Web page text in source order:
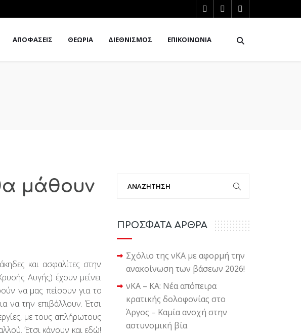
ΑΠΟΦΑΣΕΙΣ ΘΕΩΡΙΑ ΔΙΕΘΝΙΣΜΟΣ ΕΠΙΚΟΙΝΩΝΙΑ
μάθουν
και ασφαλίτες στην
Αυγής) έχουν μείνει
να μας πείσουν για το
να την επιβάλλουν. Έτσι
με τους απλήρωτους
Έτσι κάνουν και εδώ!
ΠΡΟΣΦΑΤΑ ΑΡΘΡΑ
Σχόλιο της νΚΑ με αφορμή την
ανακοίνωση των βάσεων 2026!
νΚΑ – ΚΑ: Νέα απόπειρα
κρατικής δολοφονίας στο
Άργος – Καμία ανοχή στην
αστυνομική βία